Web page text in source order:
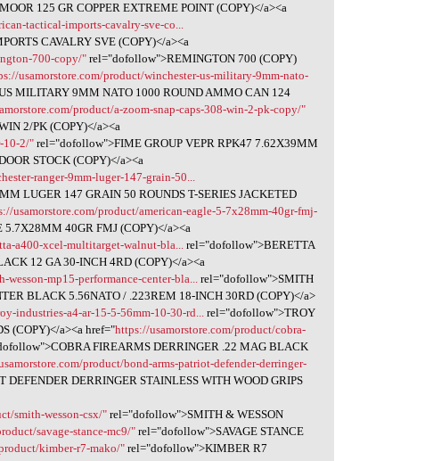
125 GR COPPER EXTREME POINT (COPY)</a><a
tactical-imports-cavalry-sve-co...
CAVALRY SVE (COPY)</a><a
700-copy/"rel="dofollow">REMINGTON 700 (COPY)
usamorstore.com/product/winchester-us-military-9mm-nato-
MILITARY 9MM NATO 1000 ROUND AMMO CAN 124
product/a-zoom-snap-caps-308-win-2-pk-copy/"
2/PK (COPY)</a><a
10-2/" rel="dofollow">FIME GROUP VEPR RPK47 7.62X39MM
STOCK (COPY)</a><a
ranger-9mm-luger-147-grain-50...
LUGER 147 GRAIN 50 ROUNDS T-SERIES JACKETED
usamorstore.com/product/american-eagle-5-7x28mm-40gr-fmj-
40GR FMJ (COPY)</a><a
a400-xcel-multitarget-walnut-bla... rel="dofollow">BERETTA
12 GA 30-INCH 4RD (COPY)</a><a
mp15-performance-center-bla...rel="dofollow">SMITH
BLACK 5.56NATO / .223REM 18-INCH 30RD (COPY)</a>
industries-a4-ar-15-5-56mm-10-30-rd... rel="dofollow">TROY
(COPY)</a><a href="https://usamorstore.com/product/cobra-
FIREARMS DERRINGER .22 MAG BLACK
product/bond-arms-patriot-defender-derringer-
DERRINGER STAINLESS WITH WOOD GRIPS
smith-wesson-csx/"rel="dofollow">SMITH & WESSON
savage-stance-mc9/" rel="dofollow">SAVAGE STANCE
kimber-r7-mako/" rel="dofollow">KIMBER R7